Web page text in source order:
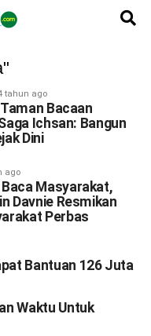
tahun ago
Bacaan
Ichsan: Bangun
Dini
ago
Masyarakat,
Davnie Resmikan
Perbas
Bantuan 126 Juta
Waktu Untuk